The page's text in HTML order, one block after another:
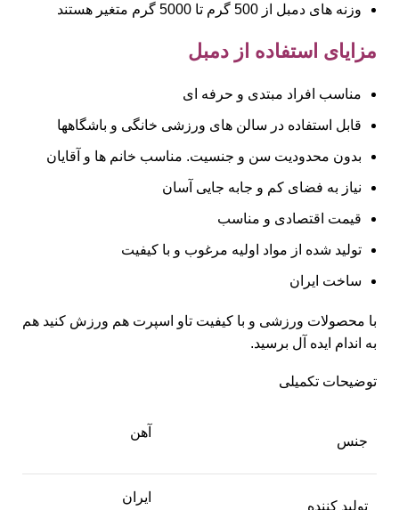
وزنه های دمبل از 500 گرم تا 5000 گرم متغیر هستند
مزایای استفاده از دمبل
مناسب افراد مبتدی و حرفه ای
قابل استفاده در سالن های ورزشی خانگی و باشگاهها
بدون محدودیت سن و جنسیت. مناسب خانم ها و آقایان
نیاز به فضای کم و جابه جایی آسان
قیمت اقتصادی و مناسب
تولید شده از مواد اولیه مرغوب و با کیفیت
ساخت ایران
با محصولات ورزشی و با کیفیت تاو اسپرت هم ورزش کنید هم
به اندام ایده آل برسید.
توضیحات تکمیلی
جنس
آهن
تولید کننده
ایران